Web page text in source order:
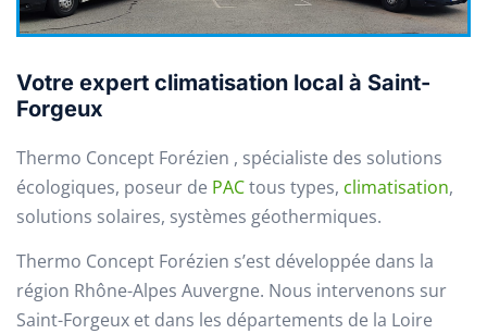
Votre expert climatisation local à Saint-
Forgeux
Thermo Concept Forézien , spécialiste des solutions
écologiques, poseur de PACtous types, climatisation,
solutions solaires, systèmes géothermiques.
Thermo Concept Forézien s’est développée dans la
région Rhône-Alpes Auvergne. Nous intervenons sur
Saint-Forgeux et dans les départements de la Loire